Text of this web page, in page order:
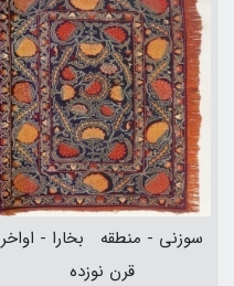
سوزنی - منطقه بخارا - اواخر
قرن نوزده